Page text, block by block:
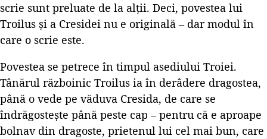
scrie sunt preluate de la alții. Deci, povestea lui
Troilus și a Cresidei nu e originală – dar modul în
care o scrie este.
Povestea se petrece în timpul asediului Troiei.
Tânărul războinic Troilus ia în derâdere dragostea,
până o vede pe văduva Cresida, de care se
îndrăgostește până peste cap – pentru că e aproape
bolnav din dragoste, prietenul lui cel mai bun, care